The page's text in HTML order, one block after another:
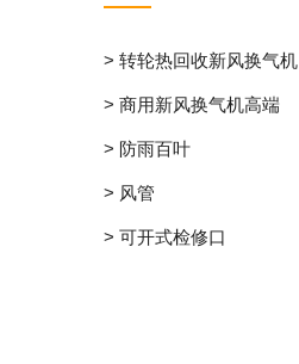
> 转轮热回收新风换气机
> 商用新风换气机高端
> 防雨百叶
> 风管
> 可开式检修口